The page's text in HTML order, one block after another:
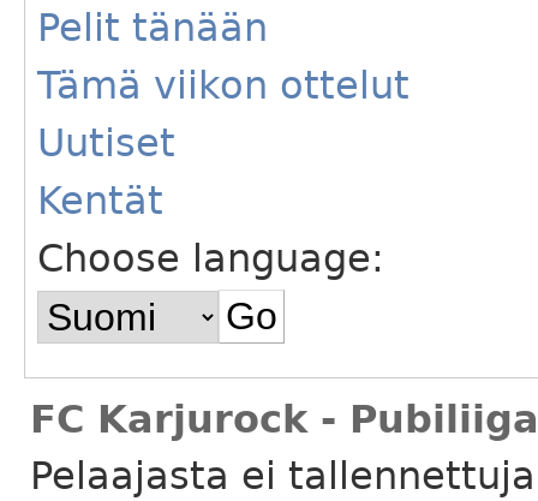
Pelit tänään
Tämä viikon ottelut
Uutiset
Kentät
Choose language:
FC Karjurock -
Pelaajasta ei